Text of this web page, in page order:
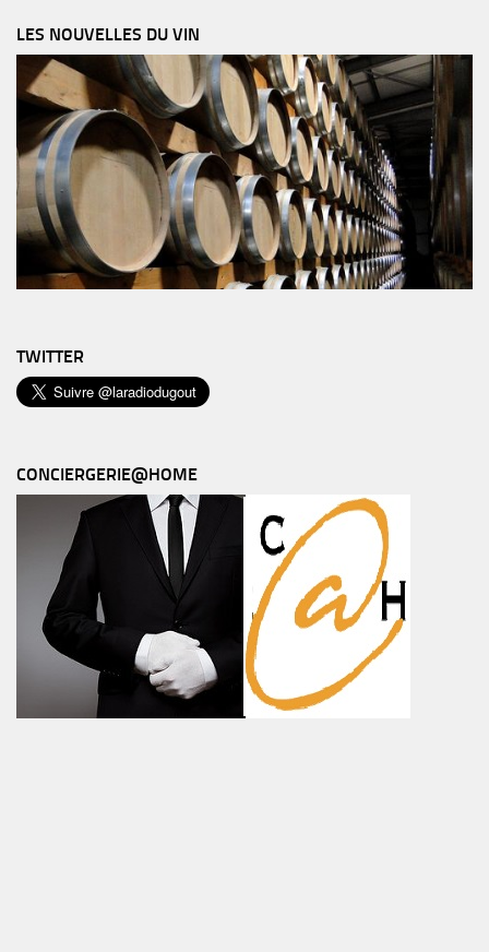
LES NOUVELLES DU VIN
TWITTER
CONCIERGERIE@HOME